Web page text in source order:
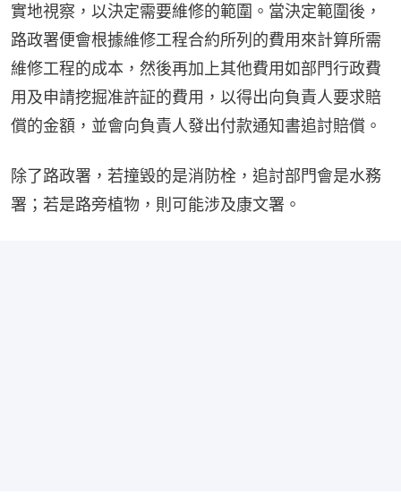
實地視察，以決定需要維修的範圍。當決定範圍後，
路政署便會根據維修工程合約所列的費用來計算所需
維修工程的成本，然後再加上其他費用如部門行政費
用及申請挖掘准許証的費用，以得出向負責人要求賠
償的金額，並會向負責人發出付款通知書追討賠償。
除了路政署，若撞毀的是消防栓，追討部門會是水務
署；若是路旁植物，則可能涉及康文署。